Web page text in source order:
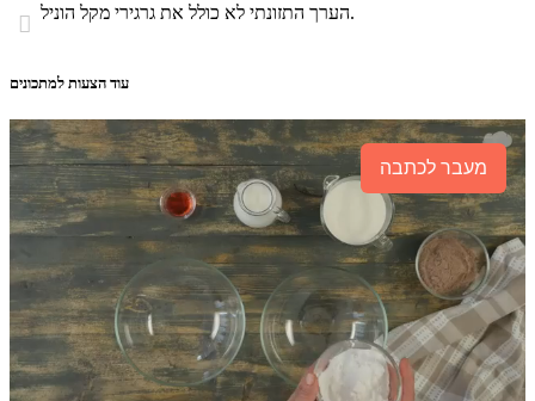
 הערך התזונתי לא כולל את גרגירי מקל הוניל.
עוד הצעות למתכונים
מעבר לכתבה